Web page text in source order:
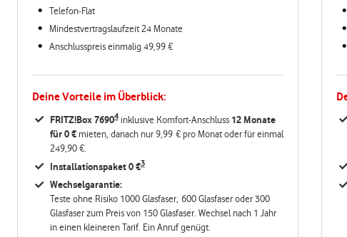
Telefon-Flat
Mindestvertragslaufzeit 24 Monate
Anschlusspreis einmalig 49,99 €
Deine Vorteile im Überblick:
FRITZ!Box 76904inklusive Komfort-Anschluss 12 Monate
für 0 €mieten, danach nur 9,99 € pro Monat oder für einmal
249,90 €.
Installationspaket 0 €3
Wechselgarantie:
Teste ohne Risiko 1000 Glasfaser, 600 Glasfaser oder 300
Glasfaser zum Preis von 150 Glasfaser. Wechsel nach 1 Jahr
in einen kleineren Tarif. Ein Anruf genügt.